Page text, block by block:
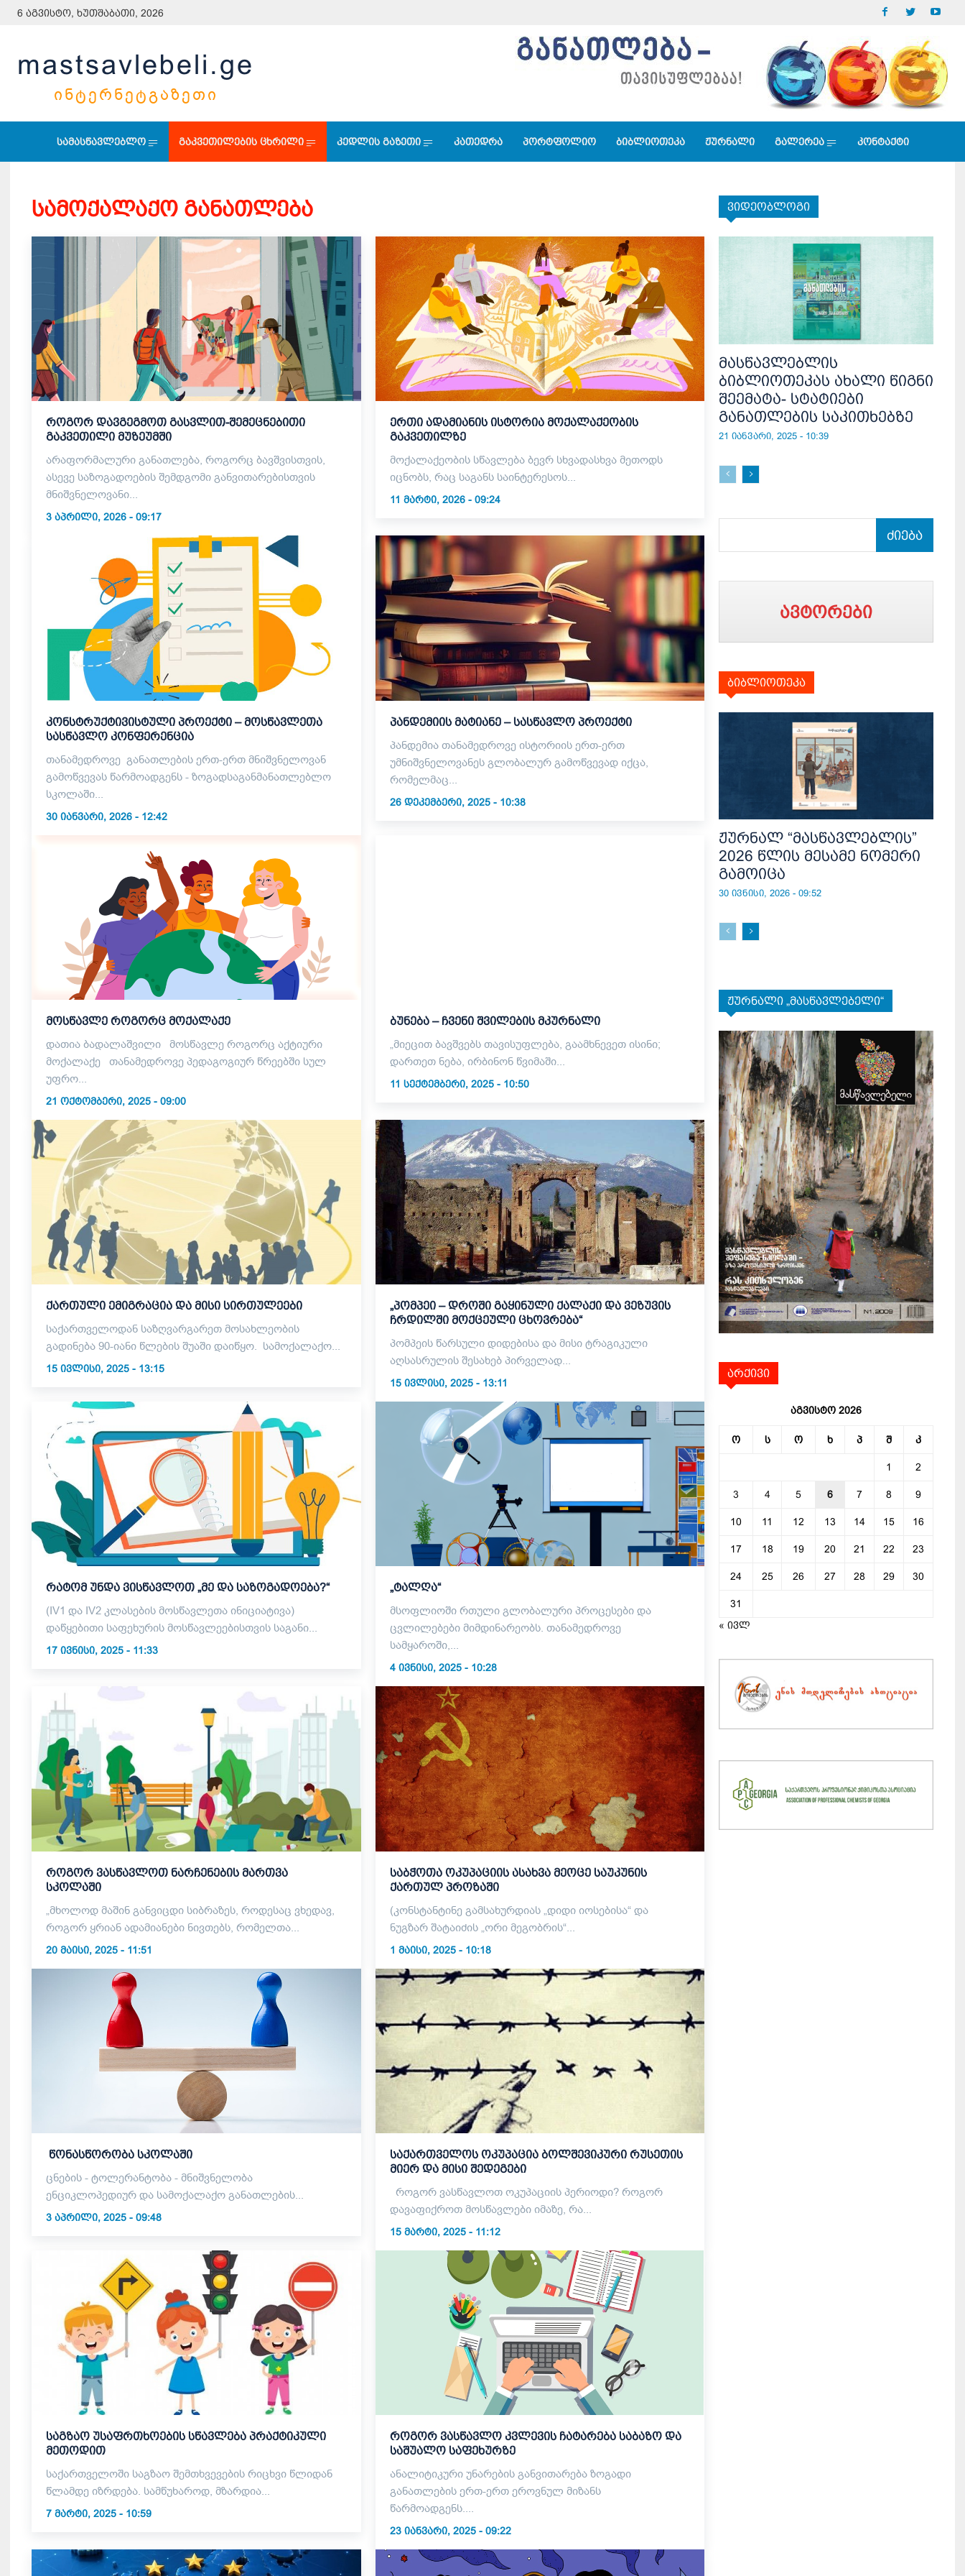
6 აგვისტო, ხუთშაბათი, 2026
mastsavlebeli.ge
ᲘᲜᲢᲔᲠᲜᲔᲢᲒᲐᲖᲔᲗᲘ
სამასწავლებლო გაკვეთილების ცხრილი კედლის გაზეთი კათედრა პორტფოლიო ბიბლიოთეკა ჟურნალი გალერეა კონტაქტი
ᲡᲐᲛᲝᲥᲐᲚᲐᲥᲝ ᲒᲐᲜᲐᲗᲚᲔᲑᲐ
როგორ დავგეგმოთ გასვლით-შემეცნებითი
გაკვეთილი მუზეუმში
არაფორმალური განათლება, როგორც ბავშვისთვის,
ასევე საზოგადოების შემდგომი განვითარებისთვის
მნიშვნელოვანი...
3 ᲐᲞᲠᲘᲚᲘ, 2026 - 09:17
ერთი ადამიანის ისტორია მოქალაქეობის
გაკვეთილზე
მოქალაქეობის სწავლება ბევრ სხვადასხვა მეთოდს
იცნობს, რაც საგანს საინტერესოს...
11 ᲛᲐᲠᲢᲘ, 2026 - 09:24
კონსტრუქტივისტული პროექტი – მოსწავლეთა
სასწავლო კონფერენცია
თანამედროვე განათლების ერთ-ერთ მნიშვნელოვან
გამოწვევას წარმოადგენს - ზოგადსაგანმანათლებლო
სკოლაში...
30 ᲘᲐᲜᲕᲐᲠᲘ, 2026 - 12:42
პანდემიის მატიანე – სასწავლო პროექტი
პანდემია თანამედროვე ისტორიის ერთ-ერთ
უმნიშვნელოვანეს გლობალურ გამოწვევად იქცა,
რომელმაც...
26 ᲓᲔᲙᲔᲛᲑᲔᲠᲘ, 2025 - 10:38
მოსწავლე როგორც მოქალაქე
დათია ბადალაშვილი მოსწავლე როგორც აქტიური
მოქალაქე თანამედროვე პედაგოგიურ წრეებში სულ
უფრო...
21 ᲝᲥᲢᲝᲛᲑᲔᲠᲘ, 2025 - 09:00
ბუნება – ჩვენი შვილების მკურნალი
„მიეცით ბავშვებს თავისუფლება, გაამხნევეთ ისინი;
დართეთ ნება, ირბინონ წვიმაში...
11 ᲡᲔᲥᲢᲔᲛᲑᲔᲠᲘ, 2025 - 10:50
ქართული ემიგრაცია და მისი სირთულეები
საქართველოდან საზღვარგარეთ მოსახლეობის
გადინება 90-იანი წლების შუაში დაიწყო. სამოქალაქო...
15 ᲘᲕᲚᲘᲡᲘ, 2025 - 13:15
„პომპეი – დროში გაყინული ქალაქი და ვეზუვის
ჩრდილში მოქცეული ცხოვრება“
პომპეის წარსული დიდებისა და მისი ტრაგიკული
აღსასრულის შესახებ პირველად...
15 ᲘᲕᲚᲘᲡᲘ, 2025 - 13:11
რატომ უნდა ვისწავლოთ „მე და საზოგადოება?“
(IV1 და IV2 კლასების მოსწავლეთა ინიციატივა)
დაწყებითი საფეხურის მოსწავლეებისთვის საგანი...
17 ᲘᲕᲜᲘᲡᲘ, 2025 - 11:33
„ტალღა“
მსოფლიოში რთული გლობალური პროცესები და
ცვლილებები მიმდინარეობს. თანამედროვე
სამყაროში,...
4 ᲘᲕᲜᲘᲡᲘ, 2025 - 10:28
როგორ ვასწავლოთ ნარჩენების მართვა
სკოლაში
„მხოლოდ მაშინ განვიცდი სიბრაზეს, როდესაც ვხედავ,
როგორ ყრიან ადამიანები ნივთებს, რომელთა...
20 ᲛᲐᲘᲡᲘ, 2025 - 11:51
საბჭოთა ოკუპაციის ასახვა მეოცე საუკუნის
ქართულ პროზაში
(კონსტანტინე გამსახურდიას „დიდი იოსებისა“ და
ნუგზარ შატაიძის „ორი მეგობრის“...
1 ᲛᲐᲘᲡᲘ, 2025 - 10:18
წონასწორობა სკოლაში
ცნების - ტოლერანტობა - მნიშვნელობა
ენციკლოპედიურ და სამოქალაქო განათლების...
3 ᲐᲞᲠᲘᲚᲘ, 2025 - 09:48
საქართველოს ოკუპაცია ბოლშევიკური რუსეთის
მიერ და მისი შედეგები
დავაფიქროთ მოსწავლები იმაზე, რა...
15 ᲛᲐᲠᲢᲘ, 2025 - 11:12
საგზაო უსაფრთხოების სწავლება პრაქტიკული
მეთოდით
საქართველოში საგზაო შემთხვევების რიცხვი წლიდან
წლამდე იზრდება. სამწუხაროდ, მზარდია...
7 ᲛᲐᲠᲢᲘ, 2025 - 10:59
როგორ ვასწავლო კვლევის ჩატარება საბაზო და
საშუალო საფეხურზე
ანალიტიკური უნარების განვითარება ზოგადი
განათლების ერთ-ერთ ეროვნულ მიზანს
წარმოადგენს....
23 ᲘᲐᲜᲕᲐᲠᲘ, 2025 - 09:22
ვიდეობლოგი
მასწავლებლის
ბიბლიოთეკას ახალი წიგნი
შეემატა- სტატიები
განათლების საკითხებზე
21 იანვარი, 2025 - 10:39
ძიება
ავტორები
ბიბლიოთეკა
ჟურნალ “მასწავლებლის”
2026 წლის მესამე ნომერი
გამოიცა
30 ივნისი, 2026 - 09:52
ჟურნალი „მასწავლებელი“
არქივი
აგვისტო 2026
ო ს ო ხ პ შ კ
1 2
3 4 5 6 7 8 9
10 11 12 13 14 15 16
17 18 19 20 21 22 23
24 25 26 27 28 29 30
31
« ივლ